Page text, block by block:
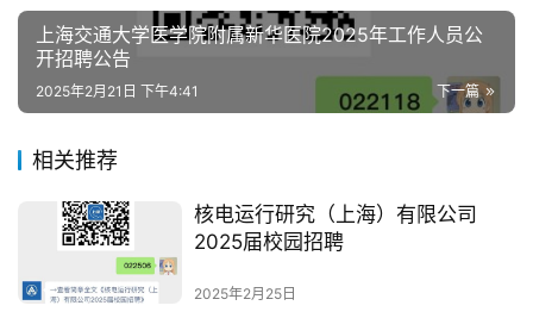
上海交通大学医学院附属新华医院2025年工作人员公
开招聘公告
下一篇
2025年2月21日 下午4:41
相关推荐
核电运行研究（上海）有限公司
2025届校园招聘
2025年2月25日